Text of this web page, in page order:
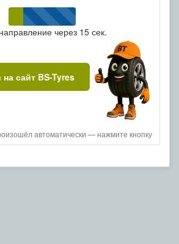
через 15сек.
сайт BS-Tyres
автоматически — нажмите кнопку